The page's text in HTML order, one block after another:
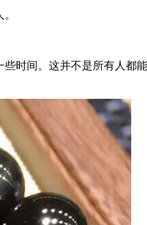
时间。这并不是所有人都